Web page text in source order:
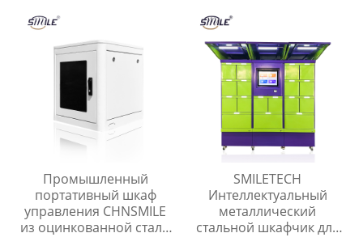
популярной скидкой
Промышленный
портативный шкаф
управления CHNSMILE
из оцинкованной стали
SMILETECH
Интеллектуальный
металлический
стальной шкафчик для